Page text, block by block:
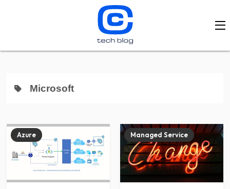
Microsoft
Azure Managed Service